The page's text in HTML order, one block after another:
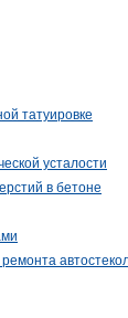
татуировке
усталости
в бетоне